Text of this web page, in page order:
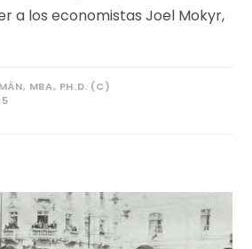
a los economistas Joel Mokyr,
MBA, PH.D. (C)